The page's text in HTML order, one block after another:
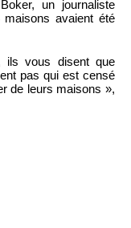
un journaliste
avaient été
ils vous disent que
pas qui est censé
de leurs maisons »,